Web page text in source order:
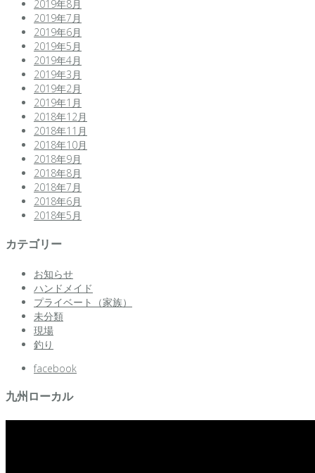
2019年8月
2019年7月
2019年6月
2019年5月
2019年4月
2019年3月
2019年2月
2019年1月
2018年12月
2018年11月
2018年10月
2018年9月
2018年8月
2018年7月
2018年6月
2018年5月
カテゴリー
お知らせ
ハンドメイド
プライベート（家族）
未分類
現場
釣り
facebook
九州ローカル